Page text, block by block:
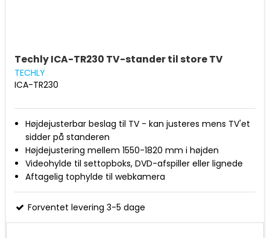
Techly ICA-TR230 TV-stander til store TV
TECHLY
ICA-TR230
Højdejusterbar beslag til TV - kan justeres mens TV'et
sidder på standeren
Højdejustering mellem 1550-1820 mm i højden
Videohylde til settopboks, DVD-afspiller eller lignede
Aftagelig tophylde til webkamera
Passer til TV mellem 47-110''
Fra VESA 100x100 til VESA 1200x600
Maks. belastning 120 kg.
Forventet levering 3-5 dage